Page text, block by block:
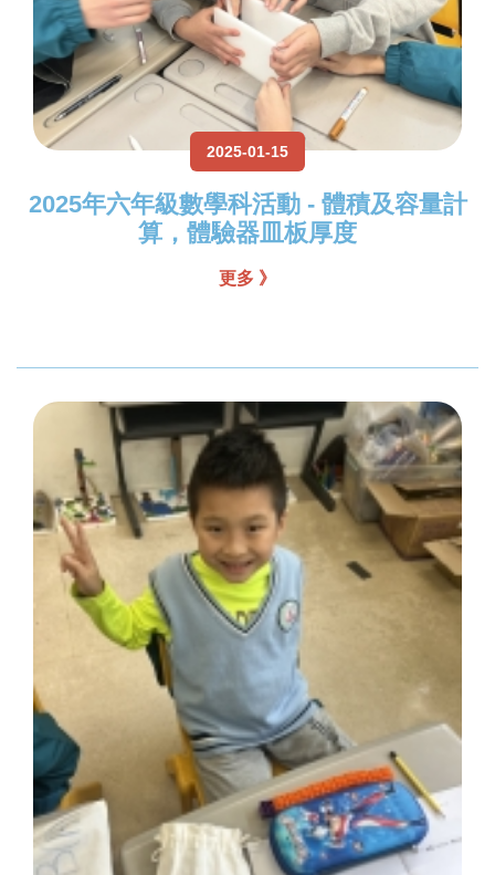
2025-01-15
2025年六年級數學科活動 - 體積及容量計
算，體驗器皿板厚度
更多 》